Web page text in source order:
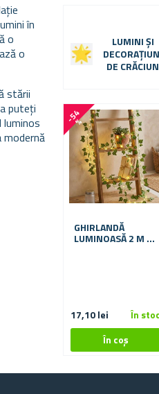
în
o
o
stării
puteți
luminos
LUMINI ȘI
DE CRĂCIUN
-
5
4
%
GHIRLANDĂ
LUMINOASĂ 2 M -
17,10 lei În stoc